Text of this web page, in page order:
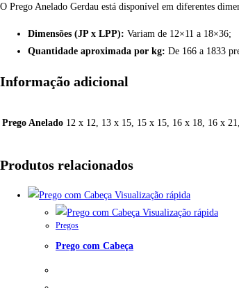
O Prego Anelado Gerdau está disponível em diferentes
Dimensões (JP x LPP): Variam de 12×11 a 18×36;
Quantidade aproximada por kg: De 166 a 1833
Informação adicional
Prego Anelado 12 x 12, 13 x 15, 15 x 15, 16 x 18, 16 x
Produtos relacionados
Visualização rápida
Visualização rápida
Pregos
Prego com Cabeça